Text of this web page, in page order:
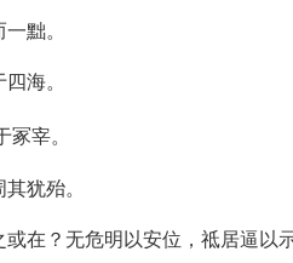
黜。
海。
宰。
犹殆。
在？无危明以安位，祗居逼以